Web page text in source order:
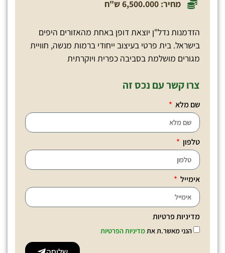
מחיר: 6,500.000 ש"ח
הזדמנות נדל"ן יוצאת דופן באחת מהאזורים היפים
בישראל. בית פרטי בעיצוב ייחודי ברמות מנשה, חוויית
מגורים מושלמת בסביבה כפרית ויוקרתית
צרו קשר עם נכס זה
שם מלא
טלפון
אימייל
מדיניות פרטיות
הנני מאשר.ת את מדיניות הפרטיות